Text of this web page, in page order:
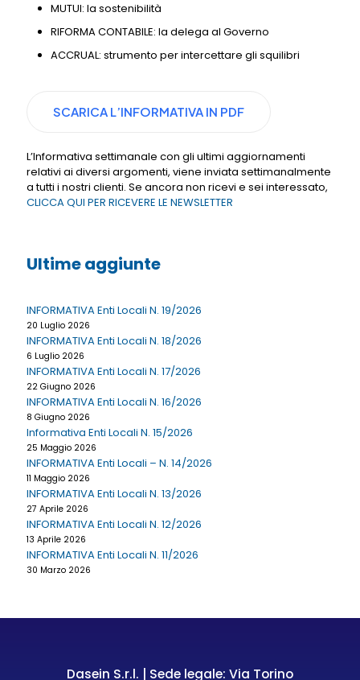
MUTUI: la sostenibilità
RIFORMA CONTABILE: la delega al Governo
ACCRUAL: strumento per intercettare gli squilibri
SCARICA L’INFORMATIVA IN PDF
L’Informativa settimanale con gli ultimi aggiornamenti
relativi ai diversi argomenti, viene inviata settimanalmente
a tutti i nostri clienti. Se ancora non ricevi e sei interessato,
CLICCA QUI PER RICEVERE LE NEWSLETTER
Ultime aggiunte
INFORMATIVA Enti Locali N. 19/2026
20 Luglio 2026
INFORMATIVA Enti Locali N. 18/2026
6 Luglio 2026
INFORMATIVA Enti Locali N. 17/2026
22 Giugno 2026
INFORMATIVA Enti Locali N. 16/2026
8 Giugno 2026
Informativa Enti Locali N. 15/2026
25 Maggio 2026
INFORMATIVA Enti Locali – N. 14/2026
11 Maggio 2026
INFORMATIVA Enti Locali N. 13/2026
27 Aprile 2026
INFORMATIVA Enti Locali N. 12/2026
13 Aprile 2026
INFORMATIVA Enti Locali N. 11/2026
30 Marzo 2026
Dasein S.r.l. | Sede legale: Via Torino